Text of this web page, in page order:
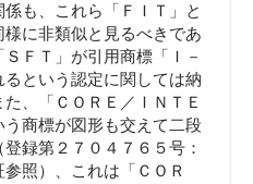
も、これら「ＦＩＴ」と
様に非類似と見るべきであ
ＦＴ」が引用商標「Ｉ－
という認定に関しては納
、「ＣＯＲＥ／ＩＮＴＥ
商標が図形も交えて二段
録第２７０４７６５号：
照）、これは「ＣＯＲ